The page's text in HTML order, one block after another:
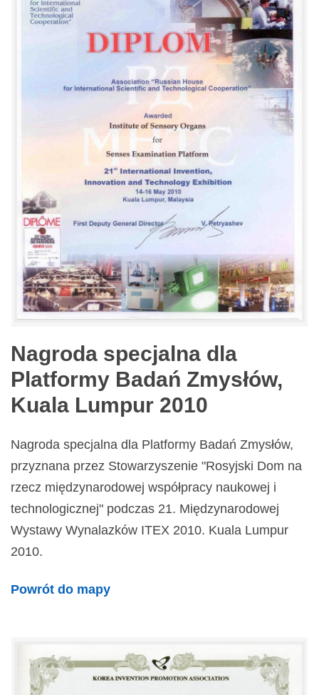
Nagroda specjalna dla
Platformy Badań Zmysłów,
Kuala Lumpur 2010
Nagroda specjalna dla Platformy Badań Zmysłów,
przyznana przez Stowarzyszenie "Rosyjski Dom na
rzecz międzynarodowej współpracy naukowej i
technologicznej" podczas 21. Międzynarodowej
Wystawy Wynalazków ITEX 2010. Kuala Lumpur
2010.
Powrót do mapy